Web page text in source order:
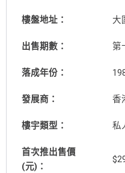
樓盤地址： 大
出售期數： 第
落成年份：
發展商： 香
樓宇類型： 私
首次推出售價
(元)：